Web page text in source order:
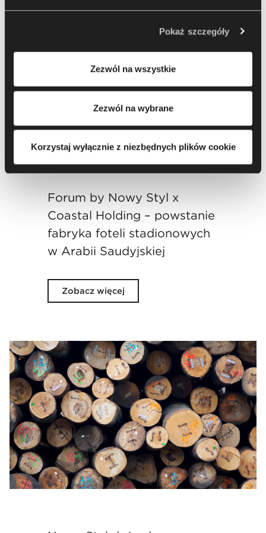
jest Nowy Styl sp. z o.o. W pewnych przypadkach
administratorami danych mogą być również nasi
korzystania przez nas i naszych partnerów z plików
cookie oraz przetwarzania Twoich danych osobowych, w
tym o przysługujących Ci uprawnieniach, zachęcamy do
Pokaż szczegóły
Zezwól na wszystkie
Zezwól na wybrane
Korzystaj wyłącznie z niezbędnych plików cookie
Forum by Nowy Styl x
Coastal Holding – powstanie
fabryka foteli stadionowych
w Arabii Saudyjskiej
Zobacz więcej